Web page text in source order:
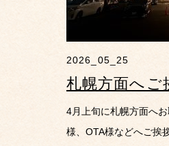
2026_05_25
札幌方面へご
4月上旬に札幌方面へ
様、OTA様などへご挨